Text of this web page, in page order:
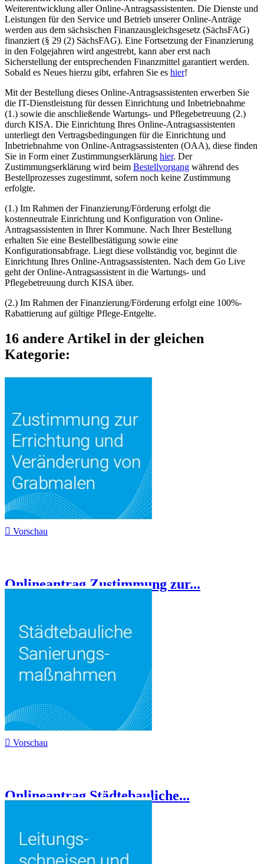
Weiterentwicklung aller Online-Antragsassistenten. Die Dienste und
Leistungen für den Service und Betrieb unserer Online-Anträge
werden aus dem sächsischen Finanzausgleichsgesetz (SächsFAG)
finanziert (§ 29 (2) SächsFAG). Eine Fortsetzung der Finanzierung
in den Folgejahren wird angestrebt, kann aber erst nach
Sicherstellung der entsprechenden Finanzmittel garantiert werden.
Sobald es Neues hierzu gibt, erfahren Sie es hier!
Mit der Bestellung dieses Online-Antragsassistenten erwerben Sie
die IT-Dienstleistung für dessen Einrichtung und Inbetriebnahme
(1.) sowie die anschließende Wartungs- und Pflegebetreuung (2.)
durch KISA. Die Einrichtung Ihres Online-Antragsassistenten
unterliegt den Vertragsbedingungen für die Einrichtung und
Inbetriebnahme von Online-Antragsassistenten (OAA), diese finden
Sie in Form einer Zustimmungserklärung hier. Der
Zustimmungserklärung wird beim Bestellvorgang während des
Bestellprozesses zugestimmt, sofern noch keine Zustimmung
erfolgte.
(1.) Im Rahmen der Finanzierung/Förderung erfolgt die
kostenneutrale Einrichtung und Konfiguration von Online-
Antragsassistenten in Ihrer Kommune. Nach Ihrer Bestellung
erhalten Sie eine Bestellbestätigung sowie eine
Konfigurationsabfrage. Liegt diese vollständig vor, beginnt die
Einrichtung Ihres Online-Antragsassistenten. Nach dem Go Live
geht der Online-Antragsassistent in die Wartungs- und
Pflegebetreuung durch KISA über.
(2.) Im Rahmen der Finanzierung/Förderung erfolgt eine 100%-
Rabattierung auf gültige Pflege-Entgelte.
16 andere Artikel in der gleichen
Kategorie:
 Vorschau
Onlineantrag Zustimmung zur...
 Vorschau
Onlineantrag Städtebauliche...